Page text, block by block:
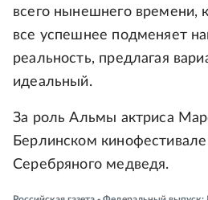
всего нынешнего времени,
все успешнее подменяет
реальность, предлагая
идеальный.
За роль Альмы актриса
Берлинском
Серебряного медведя.